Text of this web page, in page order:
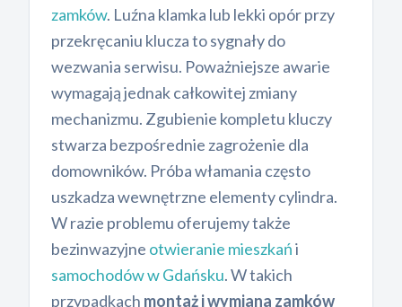
zamków. Luźna klamka lub lekki opór przy
przekręcaniu klucza to sygnały do
wezwania serwisu. Poważniejsze awarie
wymagają jednak całkowitej zmiany
mechanizmu. Zgubienie kompletu kluczy
stwarza bezpośrednie zagrożenie dla
domowników. Próba włamania często
uszkadza wewnętrzne elementy cylindra.
W razie problemu oferujemy także
bezinwazyjne otwieranie mieszkańi
samochodów w Gdańsku. W takich
przypadkach montaż i wymiana zamków